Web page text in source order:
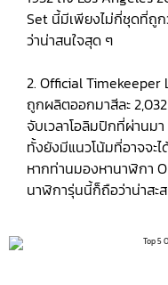
Set นี้มีเพียงไม่กี่ชุดที่ถูก
ว่าน่าสนใจสุด ๆ
2. Official
ถูกผลิตออกมาสีละ
จับเวลาโอลิมปิกที่ผ่านม
ทั้งยังมีแนวโน้มที่อาจจะ
หากท่านมองหานาฬิกา
นาฬิการุ่นนี้ก็ถือว่าน่าสะ